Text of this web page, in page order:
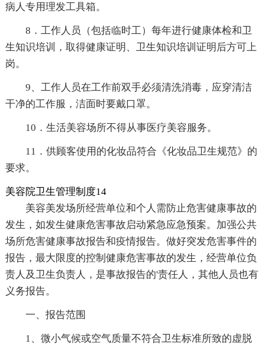
病人专用理发工具箱。
8．工作人员（包括临时工）每年进行健康体检和卫
生知识培训，取得健康证明、卫生知识培训证明后方可上
岗。
9、工作人员在工作前双手必须清洗消毒，应穿清洁
干净的工作服，洁面时要戴口罩。
10．生活美容场所不得从事医疗美容服务。
11．供顾客使用的化妆品符合《化妆品卫生规范》的
要求。
美容院卫生管理制度14
美容美发场所经营单位和个人需防止危害健康事故的
发生，如发生健康危害事故启动紧急应急预案。加强公共
场所危害健康事故报告和疫情报告。做好突发危害事件的
报告，最大限度的控制健康危害事故的发生，经营单位负
责人及卫生负责人，是事故报告的'责任人，其他人员也有
义务报告。
一、报告范围
1、微小气候或空气质量不符合卫生标准所致的虚脱